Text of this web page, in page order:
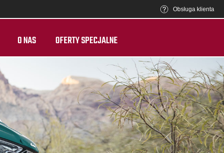
Obsługa klienta
O NAS OFERTY SPECJALNE